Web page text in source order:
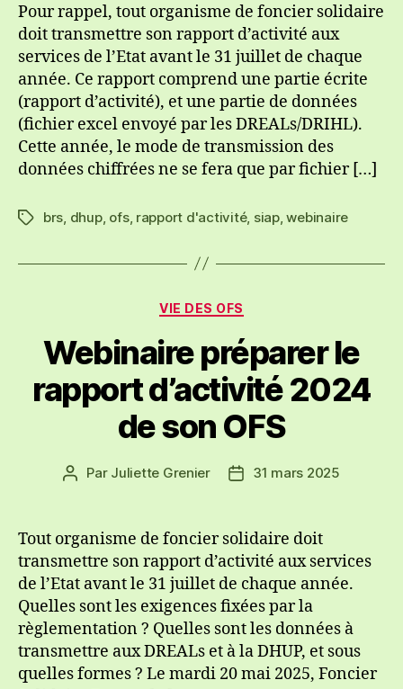
rapport
d’activité
2025
avec
la
DHUP
Pour rappel, tout organisme de foncier solidaire
doit transmettre son rapport d’activité aux
services de l’Etat avant le 31 juillet de chaque
année. Ce rapport comprend une partie écrite
(rapport d’activité), et une partie de données
(fichier excel envoyé par les DREALs/DRIHL).
Cette année, le mode de transmission des
données chiffrées ne se fera que par fichier […]
Étiquettes
brs dhup, ofs, rapport d'activité, siap,webinaire
Catégories
VIE DES OFS
Webinaire préparer le
rapport d’activité 2024
de son OFS
Auteur
Par Juliette Grenier
Date31 mars 2025
Tout organisme de foncier solidaire doit
transmettre son rapport d’activité aux services
de l’Etat avant le 31 juillet de chaque année.
Quelles sont les exigences fixées par la
règlementation ? Quelles sont les données à
transmettre aux DREALs et à la DHUP, et sous
quelles formes ? Le mardi 20 mai 2025, Foncier